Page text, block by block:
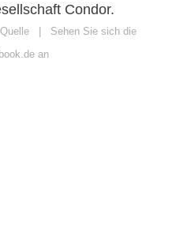
Condor.
| Sehen Sie sich die
an